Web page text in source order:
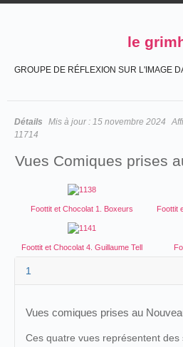
le
GROUPE DE RÉFLEXION SUR L'IMAGE
Détails Mis à jour : 15 novembre 2024
11714
Vues Comiques prises
Foottit et Chocolat 1. Boxeurs Foottit
Foottit et Chocolat 4. Guillaume Tell
1
Vues comiques prises au
Ces quatre vues représentent